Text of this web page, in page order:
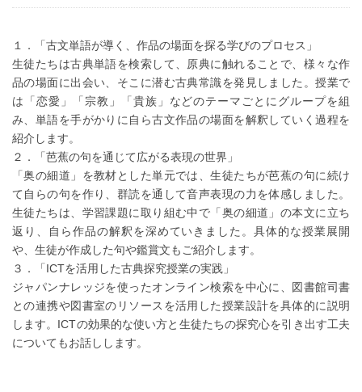
１．「古文単語が導く、作品の場面を探る学びのプロセス」
生徒たちは古典単語を検索して、原典に触れることで、様々な作
品の場面に出会い、そこに潜む古典常識を発見しました。授業で
は「恋愛」「宗教」「貴族」などのテーマごとにグループを組
み、単語を手がかりに自ら古文作品の場面を解釈していく過程を
紹介します。
２．「芭蕉の句を通じて広がる表現の世界」
「奥の細道」を教材とした単元では、生徒たちが芭蕉の句に続け
て自らの句を作り、群読を通して音声表現の力を体感しました。
生徒たちは、学習課題に取り組む中で「奥の細道」の本文に立ち
返り、自ら作品の解釈を深めていきました。具体的な授業展開
や、生徒が作成した句や鑑賞文もご紹介します。
３．「ICTを活用した古典探究授業の実践」
ジャパンナレッジを使ったオンライン検索を中心に、図書館司書
との連携や図書室のリソースを活用した授業設計を具体的に説明
します。ICTの効果的な使い方と生徒たちの探究心を引き出す工夫
についてもお話しします。